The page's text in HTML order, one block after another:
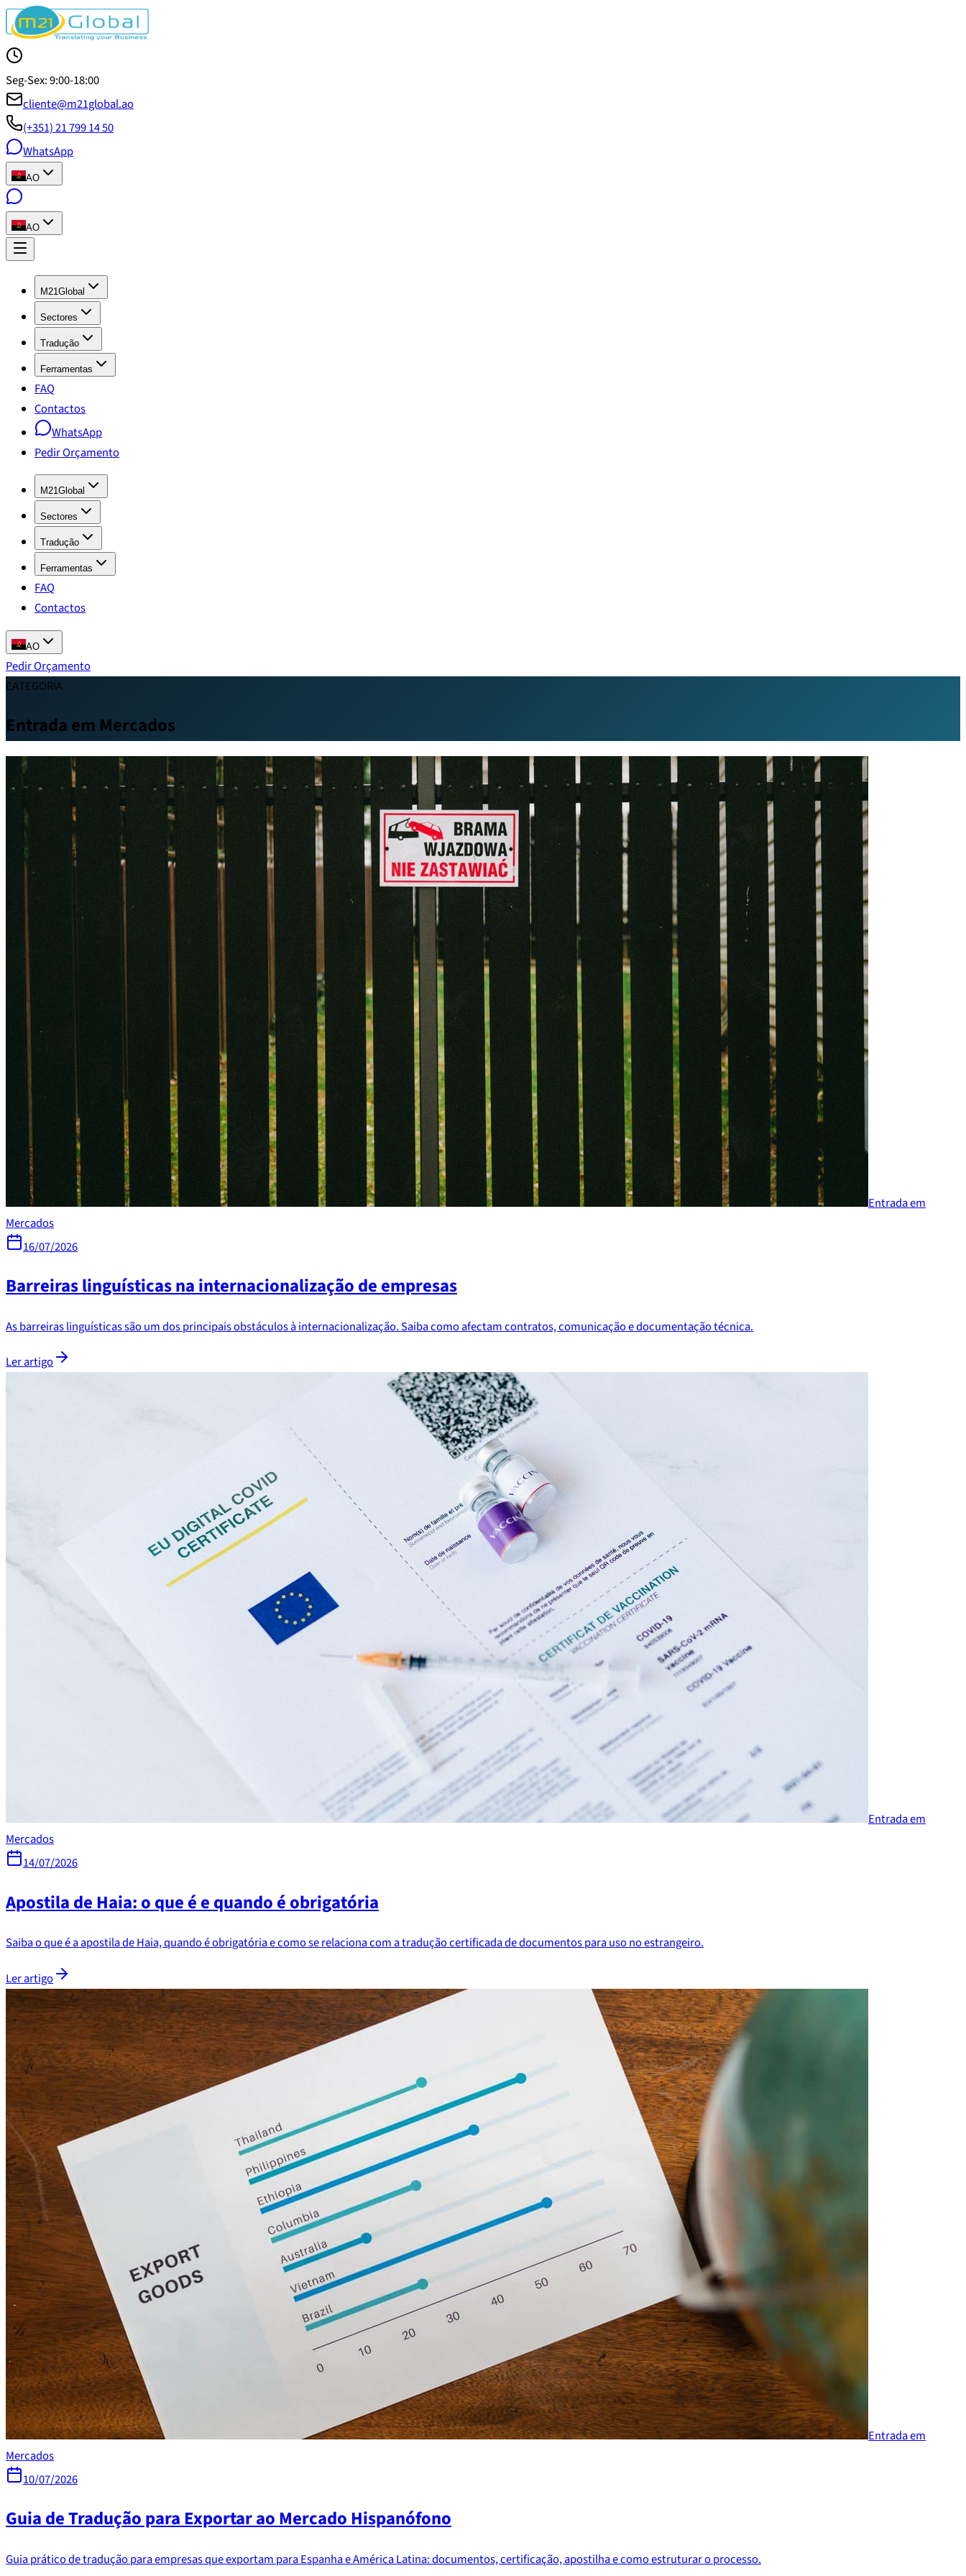
Seg-Sex: 9:00-18:00
cliente@m21global.ao
(+351) 21 799 14 50
WhatsApp
AO
AO
M21Global
Sectores
Tradução
Ferramentas
FAQ
Contactos
WhatsApp
Pedir Orçamento
M21Global
Sectores
Tradução
Ferramentas
FAQ
Contactos
AO
Pedir Orçamento
CATEGORIA
Entrada em Mercados
Entrada em
Mercados
16/07/2026
Barreiras linguísticas na internacionalização de empresas
As barreiras linguísticas são um dos principais obstáculos à internacionalização. Saiba como afectam contratos, comunicação e documentação técnica.
Ler artigo
Entrada em
Mercados
14/07/2026
Apostila de Haia: o que é e quando é obrigatória
Saiba o que é a apostila de Haia, quando é obrigatória e como se relaciona com a tradução certificada de documentos para uso no estrangeiro.
Ler artigo
Entrada em
Mercados
10/07/2026
Guia de Tradução para Exportar ao Mercado Hispanófono
Guia prático de tradução para empresas que exportam para Espanha e América Latina: documentos, certificação, apostilha e como estruturar o processo.